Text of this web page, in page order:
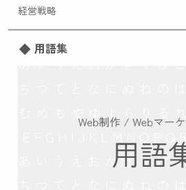
経営戦略
用語集